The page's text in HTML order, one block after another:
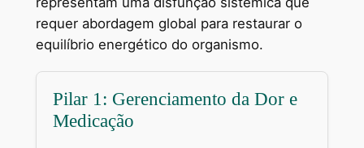
requer abordagem global para restaurar o
equilíbrio energético do organismo.
Pilar 1: Gerenciamento da Dor e
Medicação